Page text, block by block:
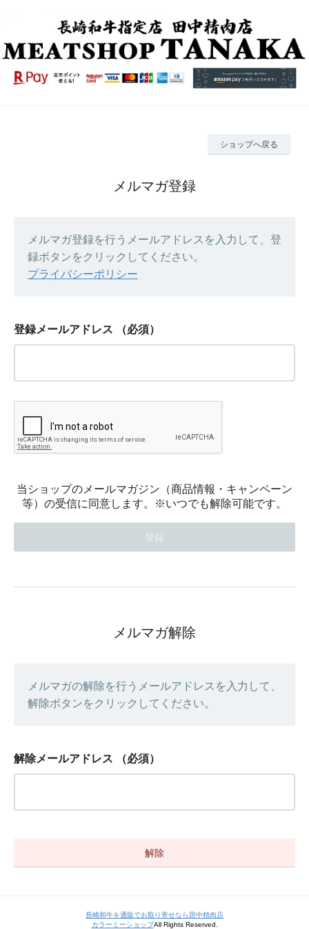
ショップへ戻る
メルマガ登録
メルマガ登録を行うメールアドレスを入力して、登
録ボタンをクリックしてください。
プライバシーポリシー
登録メールアドレス （必須）
当ショップのメールマガジン（商品情報・キャンペーン
等）の受信に同意します。※いつでも解除可能です。
メルマガ解除
メルマガの解除を行うメールアドレスを入力して、
解除ボタンをクリックしてください。
解除メールアドレス （必須）
長崎和牛を通販でお取り寄せなら田中精肉店
カラーミーショップAll Rights Reserved.